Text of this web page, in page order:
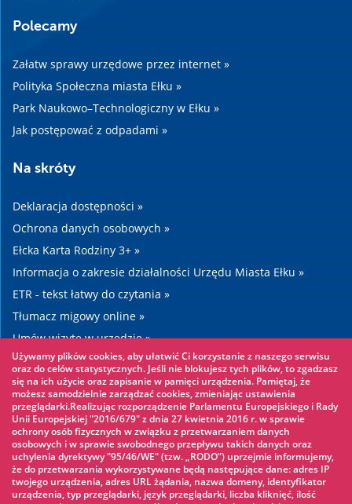
Polecamy
Załatw sprawy urzędowe przez internet »
Polityka Społeczna miasta Ełku »
Park Naukowo–Technologiczny w Ełku »
Jak postępować z odpadami »
Na skróty
Deklaracja dostępności »
Ochrona danych osobowych »
Ełcka Karta Rodziny 3+ »
Informacja o zakresie działalności Urzędu Miasta Ełku »
ETR - tekst łatwy do czytania »
Tłumacz migowy online »
Umów wizytę w urzędzie »
Drogi »
Warto zobaczyć
Park linowy »
Park Wodny »
Lodowisko »
Używamy plików cookies, aby ułatwić Ci korzystanie z naszego serwisu
oraz do celów statystycznych. Jeśli nie blokujesz tych plików, to zgadzasz
się na ich użycie oraz zapisanie w pamięci urządzenia. Pamiętaj, że
możesz samodzielnie zarządzać cookies, zmieniając ustawienia
przeglądarki.Realizując rozporządzenie Parlamentu Europejskiego i Rady
Unii Europejskiej "2016/679" z dnia 27 kwietnia 2016 r. w sprawie
ochrony osób fizycznych w związku z przetwarzaniem danych
osobowych i w sprawie swobodnego przepływu takich danych oraz
uchylenia dyrektywy "95/46/WE" (tzw. „RODO”) uprzejmie informujemy,
że do przetwarzania wykorzystywane będą następujące dane: adres IP
twojego urządzenia, adres URL żądania, nazwa domeny, identyfikator
urządzenia, typ przeglądarki, język przeglądarki, liczba kliknięć, ilość